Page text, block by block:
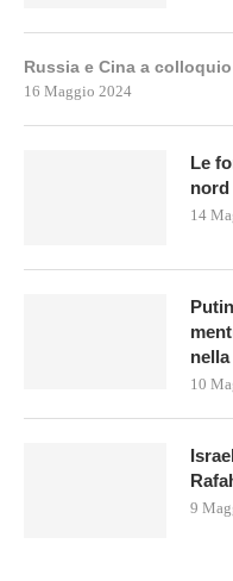
Russia e Cina a colloquio
16 Maggio 2024
Le
nord
14
10
9